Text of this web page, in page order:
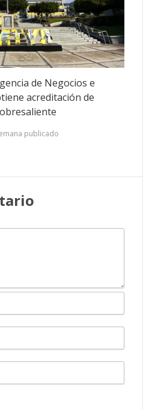
de Negocios e
acreditación de
publicado